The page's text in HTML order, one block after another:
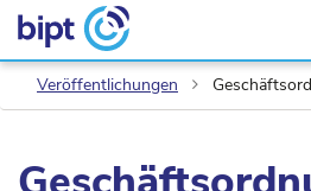
Veröffentlichungen